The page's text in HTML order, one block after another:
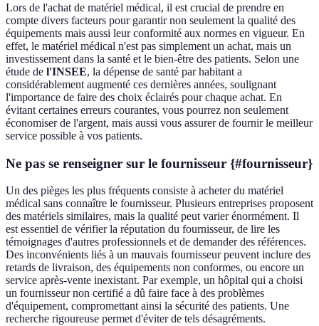
Lors de l'achat de matériel médical, il est crucial de prendre en
compte divers facteurs pour garantir non seulement la qualité des
équipements mais aussi leur conformité aux normes en vigueur. En
effet, le matériel médical n'est pas simplement un achat, mais un
investissement dans la santé et le bien-être des patients. Selon une
étude de l'INSEE, la dépense de santé par habitant a
considérablement augmenté ces dernières années, soulignant
l'importance de faire des choix éclairés pour chaque achat. En
évitant certaines erreurs courantes, vous pourrez non seulement
économiser de l'argent, mais aussi vous assurer de fournir le meilleur
service possible à vos patients.
Ne pas se renseigner sur le fournisseur {#fournisseur}
Un des pièges les plus fréquents consiste à acheter du matériel
médical sans connaître le fournisseur. Plusieurs entreprises proposent
des matériels similaires, mais la qualité peut varier énormément. Il
est essentiel de vérifier la réputation du fournisseur, de lire les
témoignages d'autres professionnels et de demander des références.
Des inconvénients liés à un mauvais fournisseur peuvent inclure des
retards de livraison, des équipements non conformes, ou encore un
service après-vente inexistant. Par exemple, un hôpital qui a choisi
un fournisseur non certifié a dû faire face à des problèmes
d'équipement, compromettant ainsi la sécurité des patients. Une
recherche rigoureuse permet d'éviter de tels désagréments.